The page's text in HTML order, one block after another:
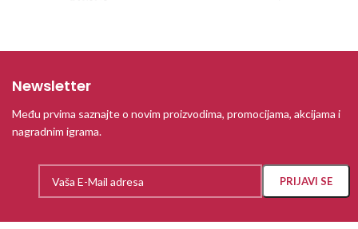
Newsletter
Među prvima saznajte o novim proizvodima, promocijama, akcijama i
nagradnim igrama.